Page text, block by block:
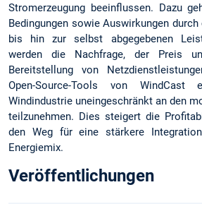
Stromerzeugung beeinflussen. Dazu
Bedingungen sowie Auswirkungen
bis hin zur selbst abgegebenen
werden die Nachfrage, der Preis
Bereitstellung von
Open-Source-Tools von
Windindustrie uneingeschränkt an den
teilzunehmen. Dies steigert die
den Weg für eine stärkere
Energiemix.
Veröffentlichungen